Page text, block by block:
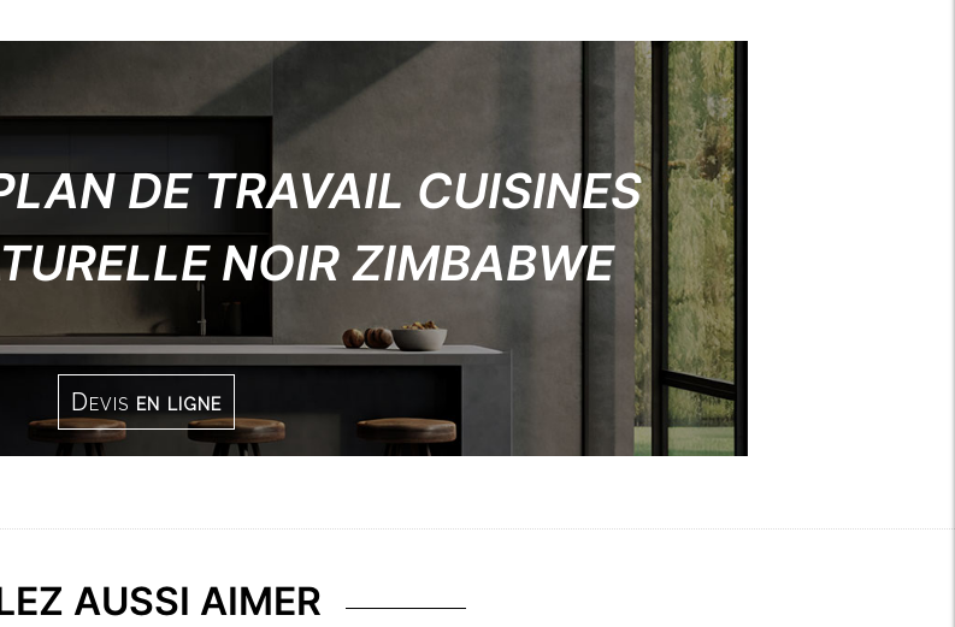
DE TRAVAIL CUISINES
NOIR ZIMBABWE
Devis en ligne
AUSSI AIMER